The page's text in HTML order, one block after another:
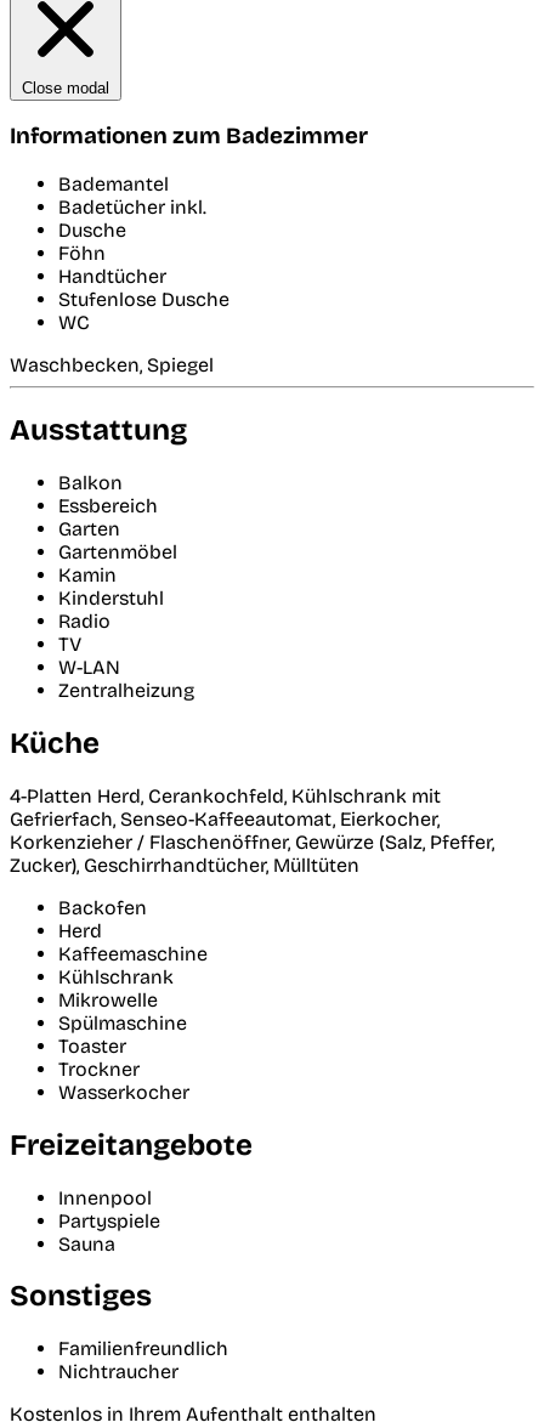
Close modal
Informationen zum Badezimmer
Bademantel
Badetücher inkl.
Dusche
Föhn
Handtücher
Stufenlose Dusche
WC
Waschbecken, Spiegel
Ausstattung
Balkon
Essbereich
Garten
Gartenmöbel
Kamin
Kinderstuhl
Radio
TV
W-LAN
Zentralheizung
Küche
4-Platten Herd, Cerankochfeld, Kühlschrank mit
Gefrierfach, Senseo-Kaffeeautomat, Eierkocher,
Korkenzieher / Flaschenöffner, Gewürze (Salz, Pfeffer,
Zucker), Geschirrhandtücher, Mülltüten
Backofen
Herd
Kaffeemaschine
Kühlschrank
Mikrowelle
Spülmaschine
Toaster
Trockner
Wasserkocher
Freizeitangebote
Innenpool
Partyspiele
Sauna
Sonstiges
Familienfreundlich
Nichtraucher
Kostenlos in Ihrem Aufenthalt enthalten